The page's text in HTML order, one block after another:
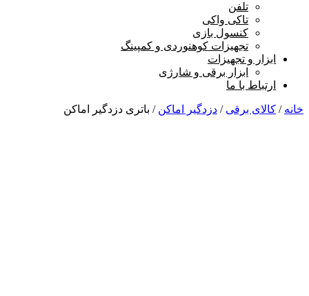
تلفن
تاکی واکی
کنسول بازی
تجهیزات کوهنوردی و کمپینگ
ابزار و تجهیزات
ابزار برقی و شارژی
ارتباط با ما
خانه / کالای برقی / دزدگیر اماکن / باتری دزدگیر اماکن